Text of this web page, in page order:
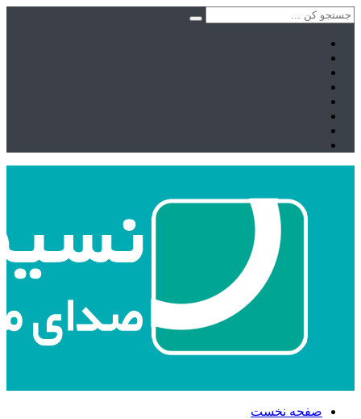
صفحه نخست